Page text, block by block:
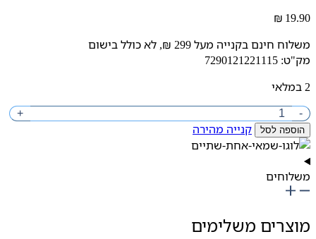
₪19.90
משלוח חינם בקנייה מעל 299 ₪, לא כולל בישום
מק"ט: 7290121221115
-
כמות
של
כפפות
ניטריל
כחולות
100
+
הוספה לסל קנייה מהירה
משלוחים
מוצרים משלימים